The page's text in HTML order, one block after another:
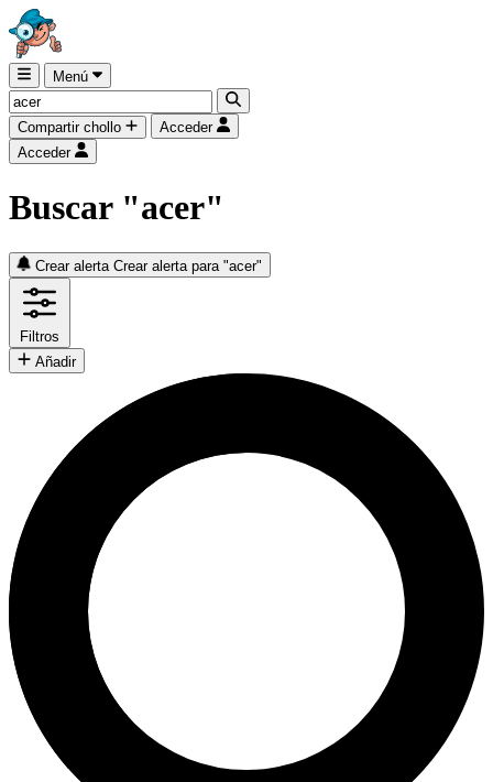
Menú
Compartir chollo
Acceder
Acceder
Buscar "acer"
Crear alerta Crear alerta para "acer"
Filtros
Añadir